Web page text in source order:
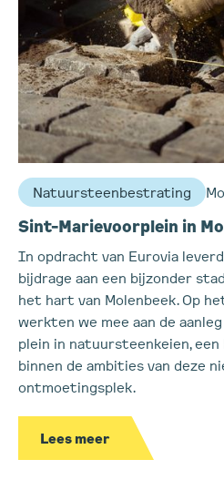
Natuursteenbestrating
Sint-Marievoorplein in
In opdracht van Eurovia
bijdrage aan een bijzonder
het hart van Molenbeek. Op
werkten we mee aan de
plein in natuursteenkeien,
binnen de ambities van deze
ontmoetingsplek.
Lees meer